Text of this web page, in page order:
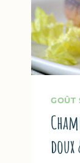
GOÛT